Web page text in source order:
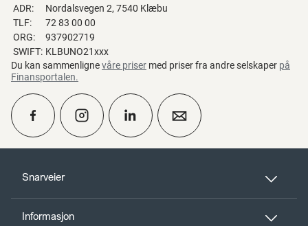
Snarveier
Informasjon
ADR:
Nordalsvegen 2, 7540 Klæbu
TLF:
72 83 00 00
ORG:
937902719
SWIFT: KLBUNO21xxx
Du kan sammenlignevåre priser med priser fra andre selskaper på
Finansportalen.